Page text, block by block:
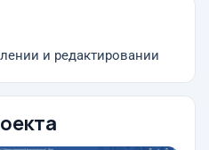
и редактировании